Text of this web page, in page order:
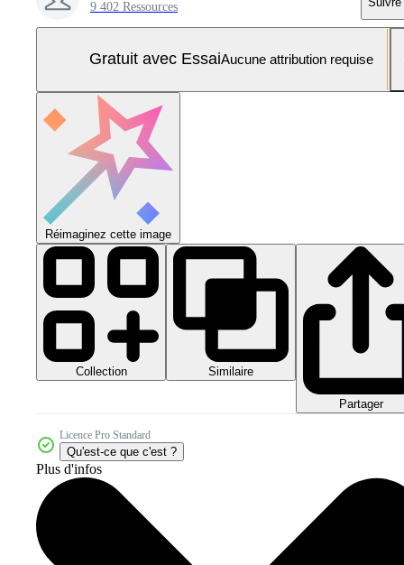
9 402 Ressources
Gratuit avec EssaiAucune attribution requise
Réimaginez cette image
Collection Similaire
Partager
Licence Pro Standard
Qu'est-ce que c'est ?
Plus d'infos